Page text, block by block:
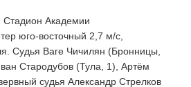
Стадион Академии
юго-восточный 2,7 м/с,
Судья Ваге Чичилян (Бронницы,
Стародубов (Тула, 1), Артём
судья Александр Стрелков